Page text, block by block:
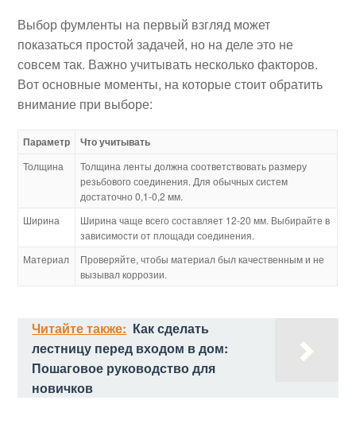
Выбор фумленты на первый взгляд может
показаться простой задачей, но на деле это не
совсем так. Важно учитывать несколько факторов.
Вот основные моменты, на которые стоит обратить
внимание при выборе:
Параметр Что учитывать
Толщина
Толщина ленты должна соответствовать размеру
резьбового соединения. Для обычных систем
достаточно 0,1-0,2 мм.
Ширина
Ширина чаще всего составляет 12-20 мм. Выбирайте в
зависимости от площади соединения.
Материал
Проверяйте, чтобы материал был качественным и не
вызывал коррозии.
Читайте также: Как сделать
лестницу перед входом в дом:
Пошаговое руководство для
новичков